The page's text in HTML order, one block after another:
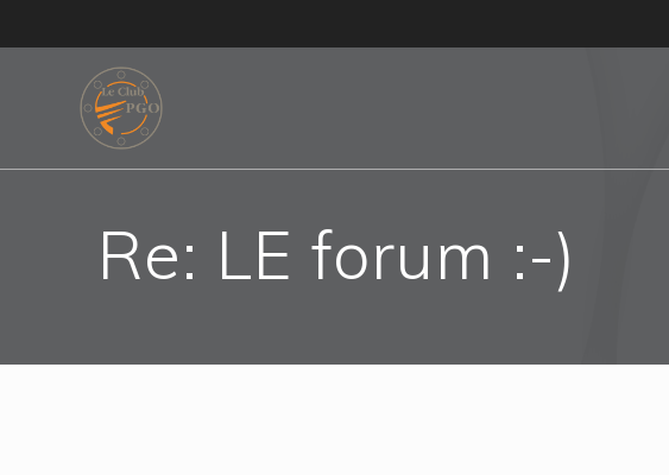
to
Re: LE forum :-)